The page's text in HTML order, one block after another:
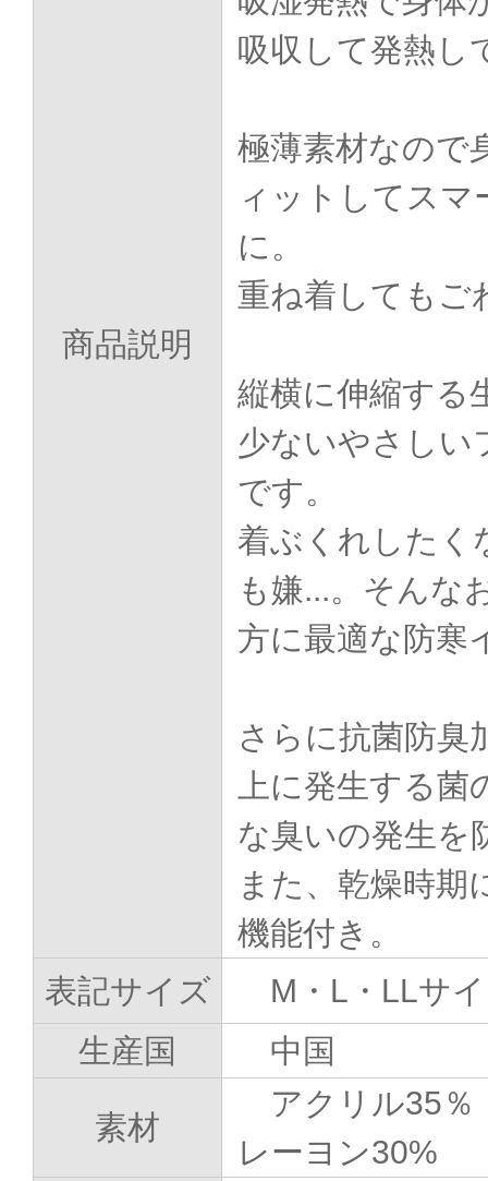
商品説明
吸収して発熱し
極薄素材なので
ィットしてス
に。
重ね着してもご
縦横に伸縮する
少ないやさしい
です。
着ぶくれしたく
も嫌...。そんな
方に最適な防寒
さらに抗菌防臭
上に発生する
な臭いの発生を
また、乾燥時期
機能付き。
表記サイズ
M・L・LLサ
生産国
中国
素材
アクリル35％
レーヨン30%